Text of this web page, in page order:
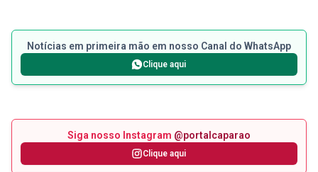
Notícias em primeira mão em nosso Canal do WhatsApp
Clique aqui
Siga nosso Instagram @portalcaparao
Clique aqui